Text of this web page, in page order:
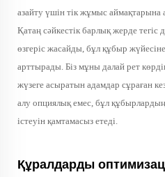
азайту үшін тік жұмыс аймақтарына
Қатаң сәйкестік барлық жерде тегіс
өзгеріс жасайды, бұл құбыр
арттырады. Біз мұны далай рет
жүзеге асыратын адамдар сұраған
алу опциялық емес, бұл
істеуін қамтамасыз етеді.
Құралдарды